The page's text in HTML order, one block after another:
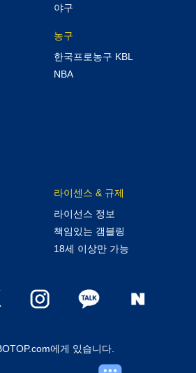
야구
농구
한국프로농구 KBL
NBA
라이센스 & 규제
라이선스 정보
책임있는 갬블링
18세 이상만 가능
에게 있습니다.